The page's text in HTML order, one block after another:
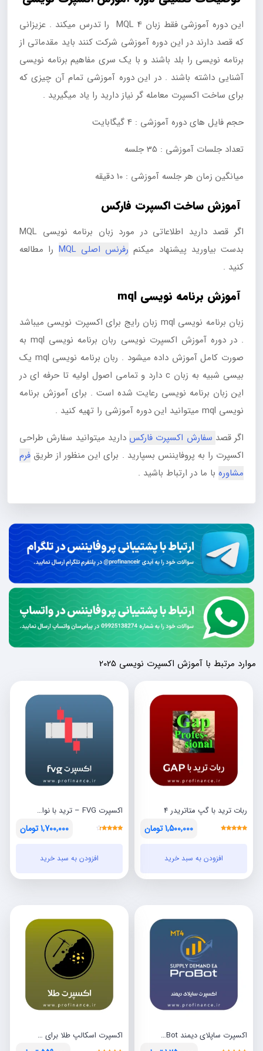
این دوره آموزشی فقط زبان MQL 4 را تدرس میکند . عزیزانی
که قصد دارند در این دوره آموزشی شرکت کنند باید مقدماتی از
برنامه نویسی را بلد باشند و با یک سری مفاهیم برنامه نویسی
آشنایی داشته باشند . در این دوره آموزشی تمام آن چیزی که
برای ساخت اکسپرت معامله گر نیاز دارید را یاد میگیرید .
حجم فایل های دوره آموزشی : 4 گیگابایت
تعداد جلسات آموزشی : 35 جلسه
میانگین زمان هر جلسه آموزشی : 10 دقیقه
آموزش ساخت اکسپرت فارکس
اگر قصد دارید اطلاعاتی در مورد زبان برنامه نویسی MQL
بدست بیاورید پیشنهاد میکنم رفرنس اصلی MQL
را مطالعه
کنید .
آموزش برنامه نویسی mql
زبان برنامه نویسی mql زبان رایج برای اکسپرت نویسی میباشد
. در دوره آموزش اکسپرت نویسی ربان برنامه نویسی mql به
صورت کامل آموزش داده میشود . ربان برنامه نویسی mql یک
بیسی شبیه به زبان c دارد و تمامی اصول اولیه تا حرفه ای در
این زبان برنامه نویسی رعایت شده است . برای آموزش برنامه
نویسی mql میتوانید این دوره آموزشی را تهیه کنید .
اگر قصد سفارش اکسپرت فارکس دارید میتوانید سفارش طراحی
اکسپرت را به پروفایننس بسپارید . برای این منظور از طریق فرم
مشاوره با ما در ارتباط باشید .
موارد مرتبط با آموزش اکسپرت نویسی 2025
ربات ترید با گپ متاتریدر 4
تومان4,000,000
تومان1,500,000
تومان1,500,000.
افزودن به سبد خرید
اکسپرت FVG – ترید با نواحی FVG سال 2023
تومان1,700,000
تومان1,700,000.
افزودن به سبد خرید
اکسپرت ساپلای دیمند Supply Demand EA ProBot اکسپرت اسکالپ طلا برای متاتریدر 4